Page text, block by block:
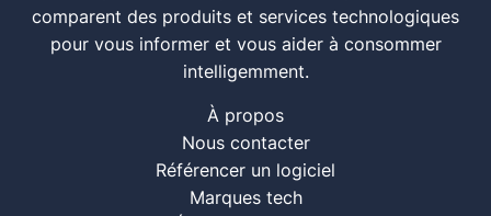
comparent des produits et services technologiques
pour vous informer et vous aider à consommer
intelligemment.
À propos
Nous contacter
Référencer un logiciel
Marques tech